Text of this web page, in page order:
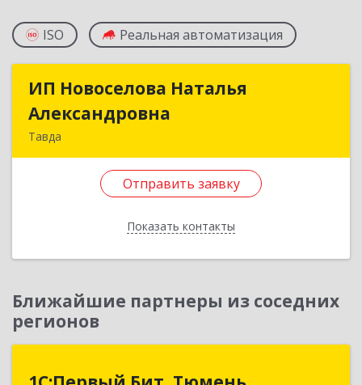
ISO Реальная автоматизация
ИП Новоселова Наталья
Александровна
Тавда
Отправить заявку
Показать контакты
ИП Новоселова Наталья
Ближайшие партнеры из соседних
регионов
1С:Первый Бит, Тюмень